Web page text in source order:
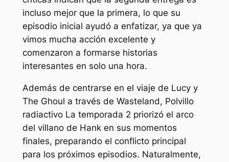
incluso mejor que la primera, lo que su
episodio inicial ayudó a enfatizar, ya que ya
vimos mucha acción excelente y
comenzaron a formarse historias
interesantes en solo una hora.
Además de centrarse en el viaje de Lucy y
The Ghoul a través de Wasteland, Polvillo
radiactivoLa temporada 2 priorizó el arco
del villano de Hank en sus momentos
finales, preparando el conflicto principal
para los próximos episodios. Naturalmente,